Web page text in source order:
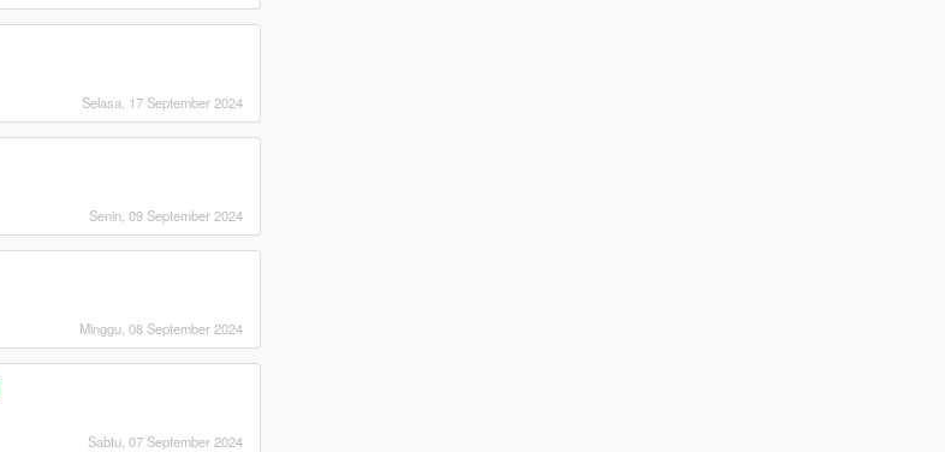
Selasa, 17 September 2024
Senin, 09 September 2024
Minggu, 08 September 2024
Sabtu, 07 September 2024